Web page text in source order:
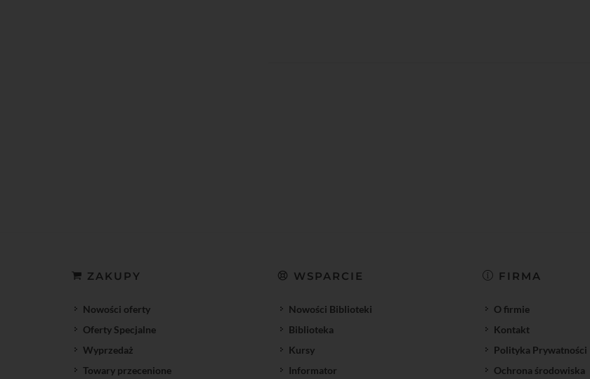
ZAKUPY
Nowości oferty
Oferty Specjalne
Wyprzedaż
Towary przecenione
WSPARCIE
Nowości Biblioteki
Biblioteka
Kursy
Informator
FIRMA
O firmie
Kontakt
Polityka Prywatności
Ochrona środowiska